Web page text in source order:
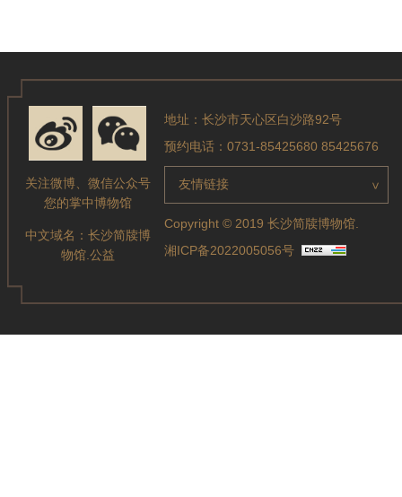
关注微博、微信公众号
您的掌中博物馆
中文域名： 长沙简牍博
物馆.公益
地址：长沙市天心区白沙路92号
预约电话：0731-85425680 85425676
友情链接 >
Copyright © 2019 长沙简牍博物馆.
湘ICP备2022005056号